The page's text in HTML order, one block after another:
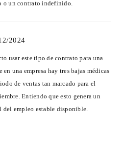
o un contrato indefinido.
2024
usar este tipo de contrato para una
una empresa hay tres bajas médicas
de ventas tan marcado para el
Entiendo que esto genera un
del empleo estable disponible.